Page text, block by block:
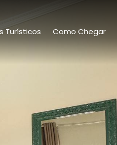
Turísticos Como Chegar